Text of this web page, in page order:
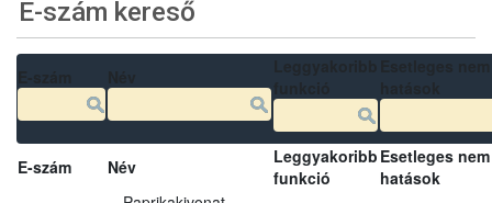
E-szám kereső
E-szám Név
Leggyakoribb
funkció
Esetleges
hatások